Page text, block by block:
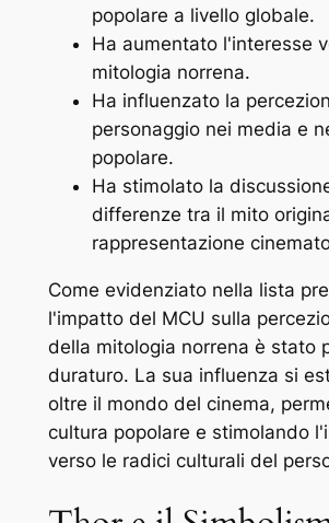
popolare a livello globale.
Ha aumentato l'interesse
mitologia norrena.
Ha influenzato la
personaggio nei media e
popolare.
Ha stimolato la
differenze tra il mito
rappresentazione
Come evidenziato nella lista
l'impatto del MCU sulla
della mitologia norrena è stato
duraturo. La sua influenza si
oltre il mondo del cinema,
cultura popolare e stimolando
verso le radici culturali del